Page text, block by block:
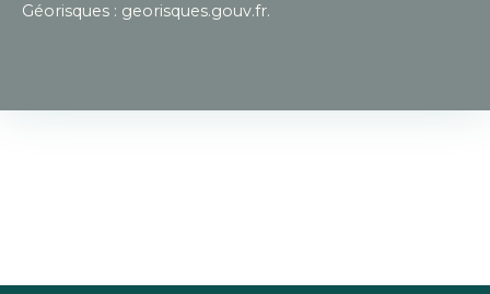
Géorisques : georisques.gouv.fr.